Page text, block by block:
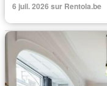
6 juil. 2026 sur Rentola.be